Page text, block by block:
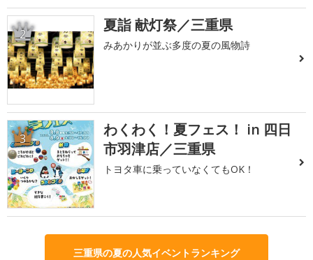
2 夏詣 献灯祭／三重県
みあかりが並ぶ多度の夏の風物詩
3
わくわく！夏フェス！ in 四日
市羽津店／三重県
トヨタ車に乗っていなくてもOK！
三重県の夏の人気イベントランキング